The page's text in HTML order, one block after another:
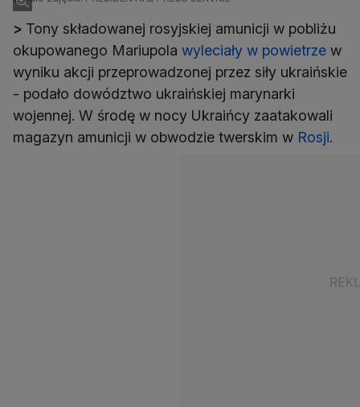
> Tony składowanej rosyjskiej amunicji w pobliżu
okupowanego Mariupola wyleciały w powietrze w
wyniku akcji przeprowadzonej przez siły ukraińskie
- podało dowództwo ukraińskiej marynarki
wojennej. W środę w nocy Ukraińcy zaatakowali
magazyn amunicji w obwodzie twerskim w Rosji.